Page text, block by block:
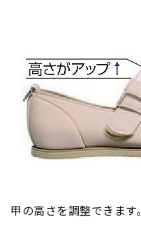
甲の高さを調整できます。